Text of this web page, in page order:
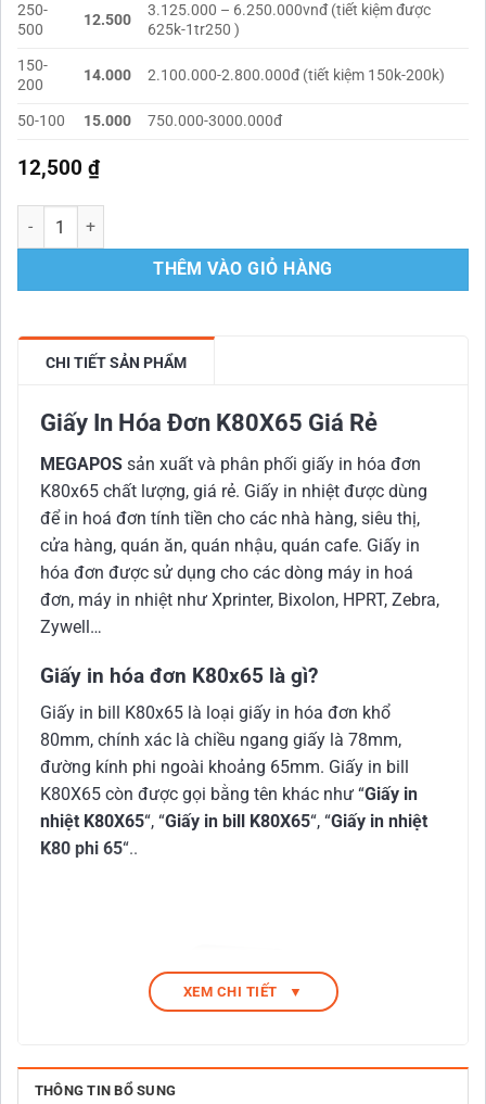
250-
500
12.500
3.125.000 – 6.250.000vnđ (tiết kiệm được
625k-1tr250 )
150-
200
14.000 2.100.000-2.800.000đ (tiết kiệm 150k-200k)
50-100 15.000 750.000-3000.000đ
12,500 ₫
Giấy In Hóa Đơn K80X65 Chất Lượng Giá Rẻ số lượng
THÊM VÀO GIỎ HÀNG
CHI TIẾT SẢN PHẨM
Giấy In Hóa Đơn K80X65 Giá Rẻ
MEGAPOSsản xuất và phân phối giấy in hóa đơn
K80x65 chất lượng, giá rẻ. Giấy in nhiệt được dùng
để in hoá đơn tính tiền cho các nhà hàng, siêu thị,
cửa hàng, quán ăn, quán nhậu, quán cafe. Giấy in
hóa đơn được sử dụng cho các dòng máy in hoá
đơn, máy in nhiệt như Xprinter, Bixolon, HPRT, Zebra,
Zywell…
Giấy in hóa đơn K80x65 là gì?
Giấy in bill K80x65 là loại giấy in hóa đơn khổ
80mm, chính xác là chiều ngang giấy là 78mm,
đường kính phi ngoài khoảng 65mm. Giấy in bill
K80X65 còn được gọi bằng tên khác như “Giấy in
nhiệt K80X65“, “Giấy in bill K80X65“, “Giấy in nhiệt
K80 phi 65“..
XEM CHI TIẾT ▼
THÔNG TIN BỔ SUNG